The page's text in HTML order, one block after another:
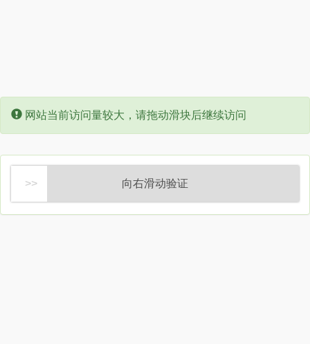
Error:
网站当前访问量较大，请拖动滑块后继续访问
向右滑动验证